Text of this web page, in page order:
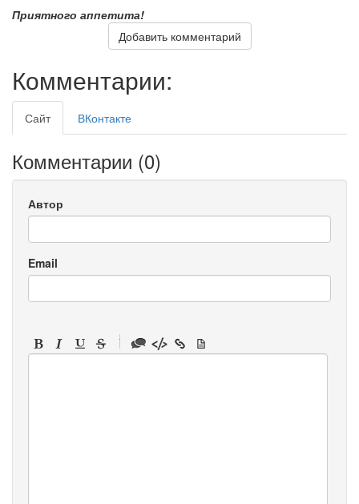
Приятного аппетита!
Добавить комментарий
Комментарии:
Сайт ВКонтакте
Комментарии (0)
Автор
Email
-
-